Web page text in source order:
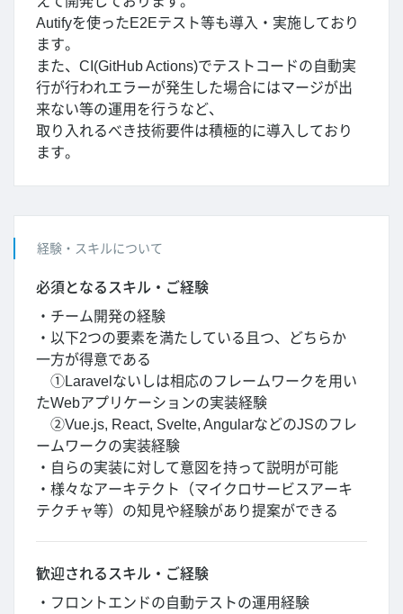
Autifyを使ったE2Eテスト等も導入・実施しており
ます。
また、CI(GitHub Actions)でテストコードの自動実
行が行われエラーが発生した場合にはマージが出
来ない等の運用を行うなど、
取り入れるべき技術要件は積極的に導入しており
ます。
経験・スキルについて
必須となるスキル・ご経験
・チーム開発の経験
・以下2つの要素を満たしている且つ、どちらか
一方が得意である
①Laravelないしは相応のフレームワークを用い
たWebアプリケーションの実装経験
②Vue.js, React, Svelte, AngularなどのJSのフレ
ームワークの実装経験
・自らの実装に対して意図を持って説明が可能
・様々なアーキテクト（マイクロサービスアーキ
テクチャ等）の知見や経験があり提案ができる
歓迎されるスキル・ご経験
・フロントエンドの自動テストの運用経験